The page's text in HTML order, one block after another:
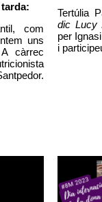
com
uns
càrrec
Tertúlia
dic Lucy
per
i